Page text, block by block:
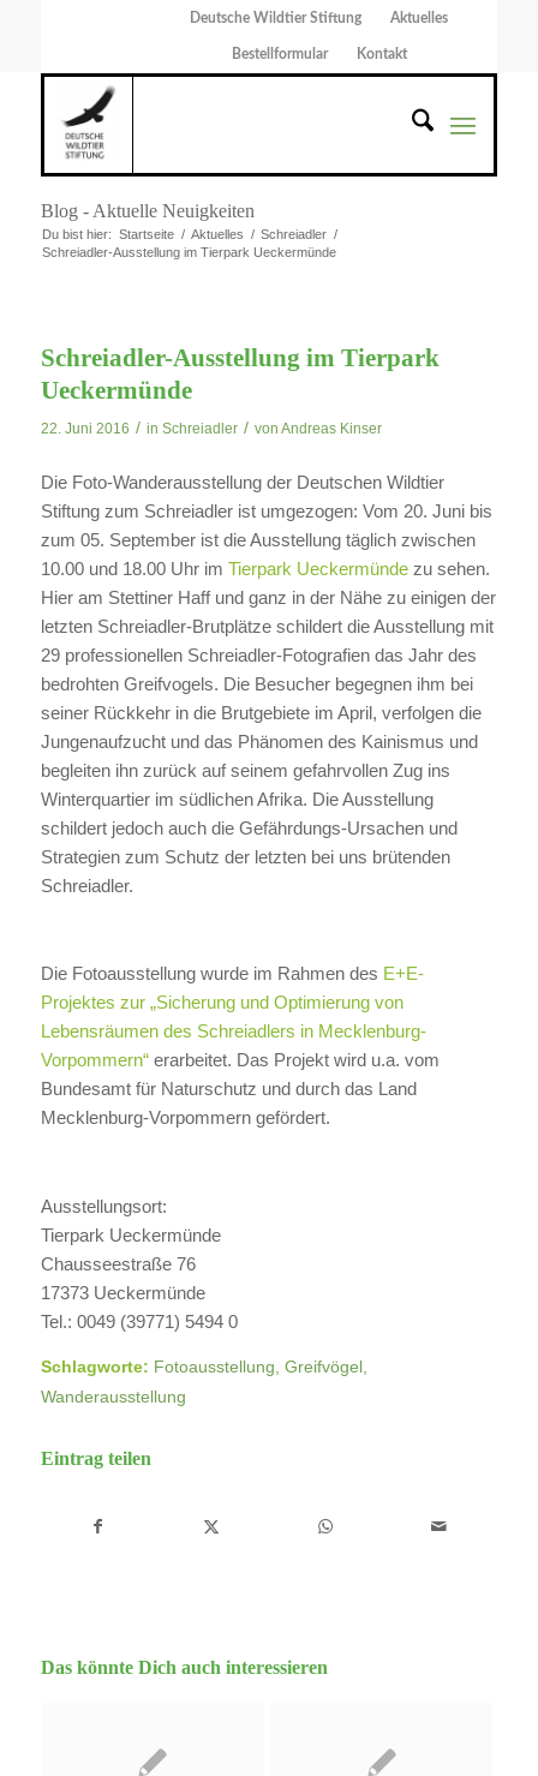
Deutsche Wildtier Stiftung Aktuelles
Bestellformular Kontakt
Blog - Aktuelle Neuigkeiten
Du bist hier: Startseite / Aktuelles / Schreiadler /
Schreiadler-Ausstellung im Tierpark Ueckermünde
Schreiadler-Ausstellung im Tierpark
Ueckermünde
22. Juni 2016 / in Schreiadler / von Andreas Kinser
Die Foto-Wanderausstellung der Deutschen Wildtier
Stiftung zum Schreiadler ist umgezogen: Vom 20. Juni bis
zum 05. September ist die Ausstellung täglich zwischen
10.00 und 18.00 Uhr im Tierpark Ueckermünde zu sehen.
Hier am Stettiner Haff und ganz in der Nähe zu einigen der
letzten Schreiadler-Brutplätze schildert die Ausstellung mit
29 professionellen Schreiadler-Fotografien das Jahr des
bedrohten Greifvogels. Die Besucher begegnen ihm bei
seiner Rückkehr in die Brutgebiete im April, verfolgen die
Jungenaufzucht und das Phänomen des Kainismus und
begleiten ihn zurück auf seinem gefahrvollen Zug ins
Winterquartier im südlichen Afrika. Die Ausstellung
schildert jedoch auch die Gefährdungs-Ursachen und
Strategien zum Schutz der letzten bei uns brütenden
Schreiadler.
Die Fotoausstellung wurde im Rahmen des E+E-
Projektes zur „Sicherung und Optimierung von
Lebensräumen des Schreiadlers in Mecklenburg-
Vorpommern“erarbeitet. Das Projekt wird u.a. vom
Bundesamt für Naturschutz und durch das Land
Mecklenburg-Vorpommern gefördert.
Ausstellungsort:
Tierpark Ueckermünde
Chausseestraße 76
17373 Ueckermünde
Tel.: 0049 (39771) 5494 0
Schlagworte: Fotoausstellung Greifvögel,
Wanderausstellung
Eintrag teilen
Das könnte Dich auch interessieren